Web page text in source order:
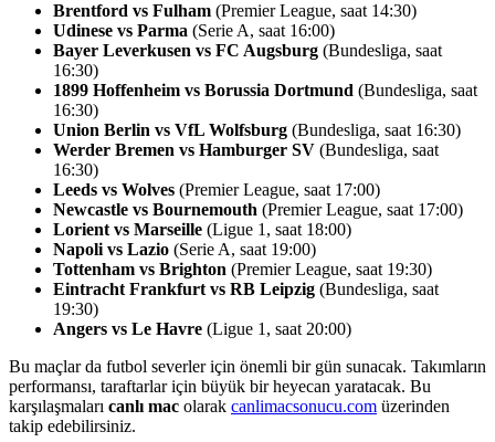
Brentford vs Fulham (Premier League, saat 14:30)
Udinese vs Parma (Serie A, saat 16:00)
Bayer Leverkusen vs FC Augsburg (Bundesliga, saat
16:30)
1899 Hoffenheim vs Borussia Dortmund (Bundesliga, saat
16:30)
Union Berlin vs VfL Wolfsburg (Bundesliga, saat 16:30)
Werder Bremen vs Hamburger SV (Bundesliga, saat
16:30)
Leeds vs Wolves (Premier League, saat 17:00)
Newcastle vs Bournemouth (Premier League, saat 17:00)
Lorient vs Marseille (Ligue 1, saat 18:00)
Napoli vs Lazio (Serie A, saat 19:00)
Tottenham vs Brighton (Premier League, saat 19:30)
Eintracht Frankfurt vs RB Leipzig (Bundesliga, saat
19:30)
Angers vs Le Havre (Ligue 1, saat 20:00)
Bu maçlar da futbol severler için önemli bir gün sunacak. Takımların
performansı, taraftarlar için büyük bir heyecan yaratacak. Bu
karşılaşmaları canlı mac olarak canlimacsonucu.com üzerinden
takip edebilirsiniz.